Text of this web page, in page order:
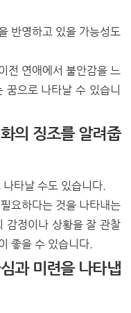
반영하고 있을 가능성도
전 연애에서 불안감을 느
꿈으로 나타날 수 있습니
의 징조를 알려줍
타날 수도 있습니다.
요하다는 것을 나타내는
감정이나 상황을 잘 관찰
좋을 수 있습니다.
과 미련을 나타냅